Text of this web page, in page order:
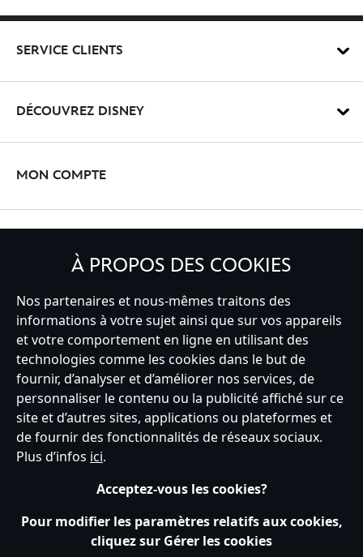
SERVICE CLIENTS
DÉCOUVREZ DISNEY
MON COMPTE
France
Service clients Conditions d’utilisation
Trouver un magasin
Plan du site
Règles de respect de la vie privée
Politique de cookies
Notice relative à la confidentialité
Conditions générales de vente
À PROPOS DES COOKIES
Nos partenaires et nous-mêmes traitons des
informations à votre sujet ainsi que sur vos appareils
et votre comportement en ligne en utilisant des
technologies comme les cookies dans le but de
fournir, d’analyser et d’améliorer nos services, de
personnaliser le contenu ou la publicité affiché sur ce
site et d’autres sites, applications ou plateformes et
de fournir des fonctionnalités de réseaux sociaux.
Plus d’infos ici.
Acceptez-vous les cookies?
Pour modifier les paramètres relatifs aux cookies,
cliquez sur Gérer les cookies